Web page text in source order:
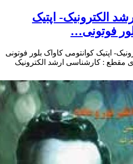
الکترونیک- اپتیک
فوتونی…
اپتیک کوانتومی کاواک بلور فوتونی
: کارشناسی ارشد الکترونیک